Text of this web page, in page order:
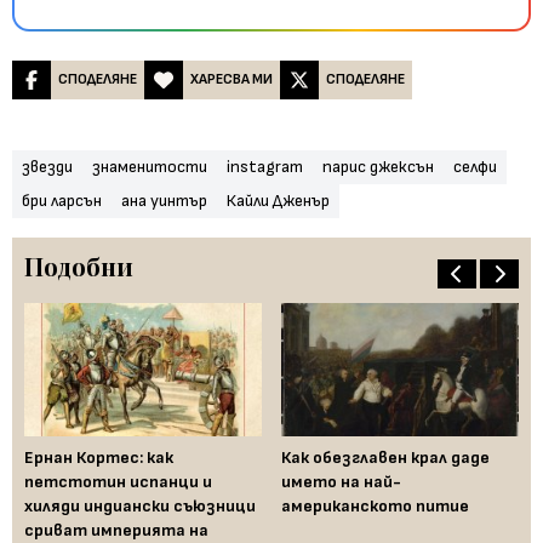
СПОДЕЛЯНЕ ХАРЕСВА МИ СПОДЕЛЯНЕ
звезди знаменитости instagram парис джексън
селфи
бри ларсън
ана уинтър Кайли Дженър
Подобни
Ернан Кортес: как
петстотин испанци и
хиляди индиански съюзници
сриват империята на
Как обезглавен крал даде
името на най-
американското питие